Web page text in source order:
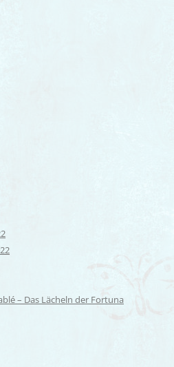
– Das Lächeln der Fortuna